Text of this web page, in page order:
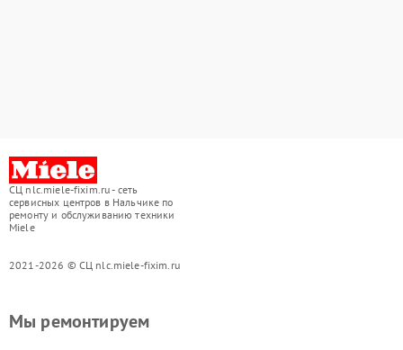
СЦ nlc.miele-fixim.ru - сеть
сервисных центров в Нальчике по
ремонту и обслуживанию техники
Miele
2021-2026 © СЦ nlc.miele-fixim.ru
Мы ремонтируем